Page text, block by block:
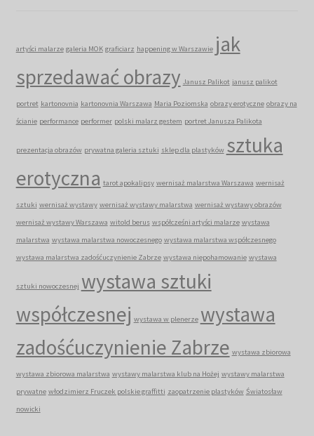
artyści malarze galeria MOK graficiarz happening w Warszawie jak
sprzedawać obrazy Janusz Palikot janusz palikot
portret kartonovnia kartonovnia Warszawa Maria Poziomska obrazy erotyczne obrazy na
ścianie performance performer polski malarz gestem portret Janusza Palikota
prezentacja obrazów prywatna galeria sztuki sklep dla plastyków sztuka
erotyczna tarot apokalipsy wernisaż malarstwa Warszawa wernisaż
sztuki wernisaż wystawy wernisaż wystawy malarstwa wernisaż wystawy obrazów
wernisaż wystawy Warszawa witold berus współcześni artyści malarze wystawa
malarstwa wystawa malarstwa nowoczesnego wystawa malarstwa współczesnego
wystawa malarstwa zadośćuczynienie Zabrze wystawa niepohamowanie wystawa
sztuki nowoczesnej wystawa sztuki
współczesnej wystawa w plenerze wystawa
zadośćuczynienie Zabrze wystawa zbiorowa
wystawa zbiorowa malarstwa wystawy malarstwa klub na Hożej wystawy malarstwa
prywatne włodzimierz Fruczek polskie graffitti zaopatrzenie plastyków Światosław
nowicki